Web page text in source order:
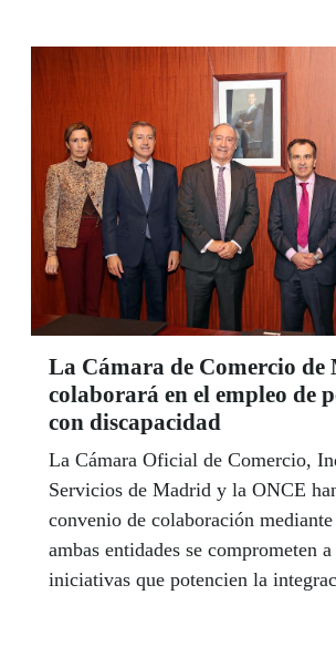
La Cámara de Comercio
colaborará en el empleo de
con discapacidad
La Cámara Oficial de Comercio,
Servicios de Madrid y la ONCE
convenio de colaboración
ambas entidades se comprometen
iniciativas que potencien la